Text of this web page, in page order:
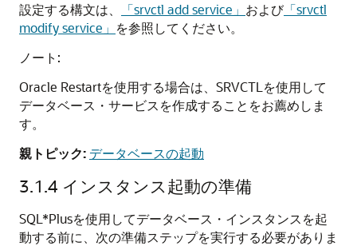
設定する構文は、
「srvctl add service」 および「srvctl
modify service」 を参照してください。
ノート:
Oracle Restartを使用する場合は、SRVCTLを使用して
データベース・サービスを作成することをお薦めしま
す。
親トピック: データベースの起動
3.1.4 インスタンス起動の準備
SQL*Plusを使用してデータベース・インスタンスを起
動する前に、次の準備ステップを実行する必要がありま